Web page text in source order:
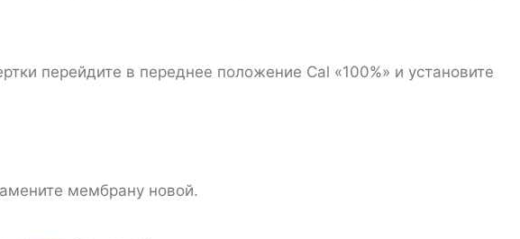
перейдите в переднее положение Cal «100%» и установите
мембрану новой.